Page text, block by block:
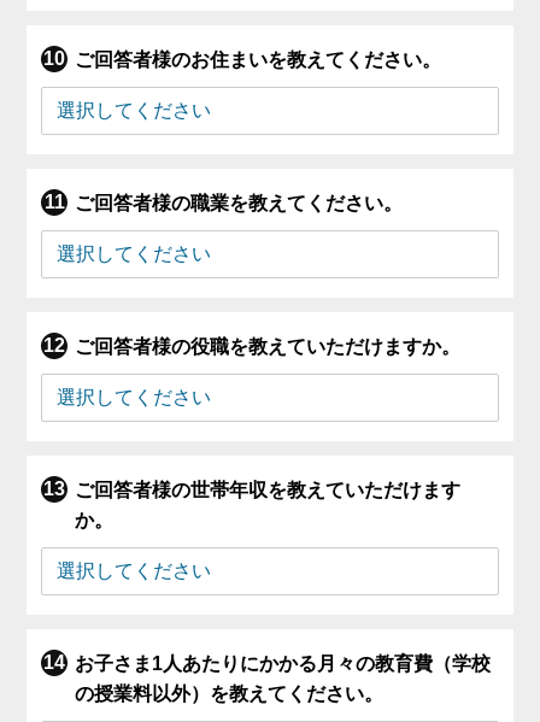
ご回答者様のお住まいを教えてください。
ご回答者様の職業を教えてください。
ご回答者様の役職を教えていただけますか。
ご回答者様の世帯年収を教えていただけます
か。
お子さま1人あたりにかかる月々の教育費（学校
の授業料以外）を教えてください。